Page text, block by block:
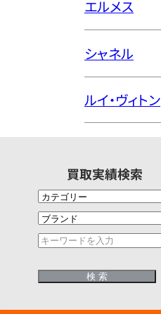
エルメス
シャネル
ルイ・ヴィトン
買取実績検索